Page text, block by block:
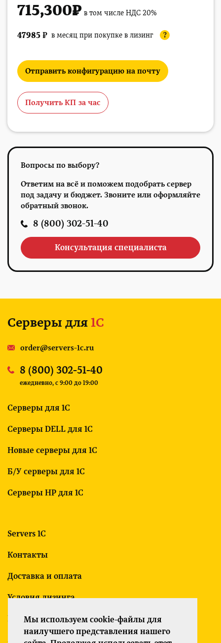
715,300₽ в том числе НДС 20%
47985 ₽ в месяц при покупке в лизинг ?
Отправить конфигурацию на почту
Получить КП за час
Вопросы по выбору?
Ответим на всё и поможем подобрать сервер
под задачу и бюджет. Звоните или оформляйте
обратный звонок.
8 (800) 302-51-40
Консультация специалиста
Серверы для 1С
Серверы DELL для 1С
Новые серверы для 1С
Б/У серверы для 1С
Серверы HP для 1С
Servers 1C
Контакты
Доставка и оплата
Условия лизинга
Гарантия
Серверы для 1С
order@servers-1c.ru
8 (800) 302-51-40
ежедневно, c 9:00 до 19:00
Мы используем cookie-файлы для
наилучшего представления нашего